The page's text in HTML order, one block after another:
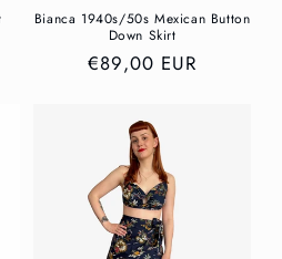
Bianca 1940s/50s Mexican Button
Down Skirt
Normale
€89,00 EUR